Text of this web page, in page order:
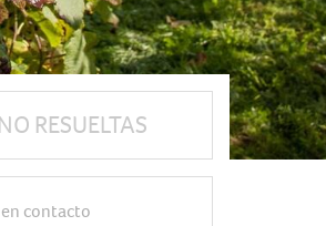
RESUELTAS
contacto